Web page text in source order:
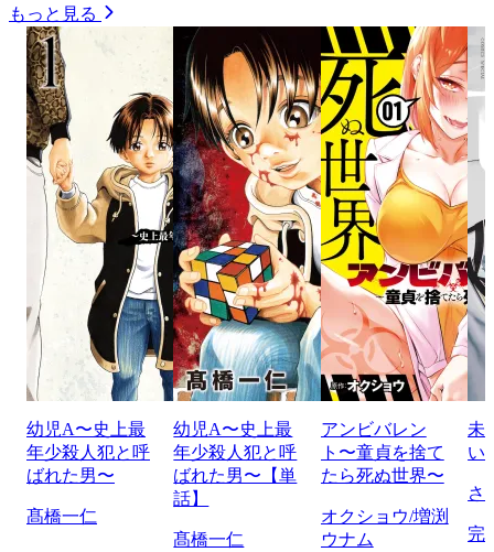
もっと見る
幼児A〜史上最
年少殺人犯と呼
ばれた男〜
髙橋一仁
幼児A〜史上最
年少殺人犯と呼
ばれた男〜【単
話】
髙橋一仁
アンビバレン
ト〜童貞を捨て
たら死ぬ世界〜
オクショウ/増渕
ウナム
未
い
さ
完